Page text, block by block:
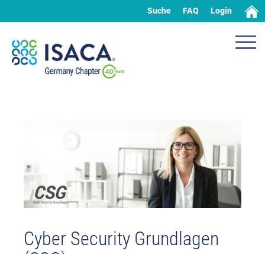
Suche FAQ Login
Cyber Security Grundlagen